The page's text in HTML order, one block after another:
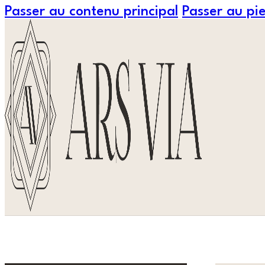
Passer au contenu principal Passer au